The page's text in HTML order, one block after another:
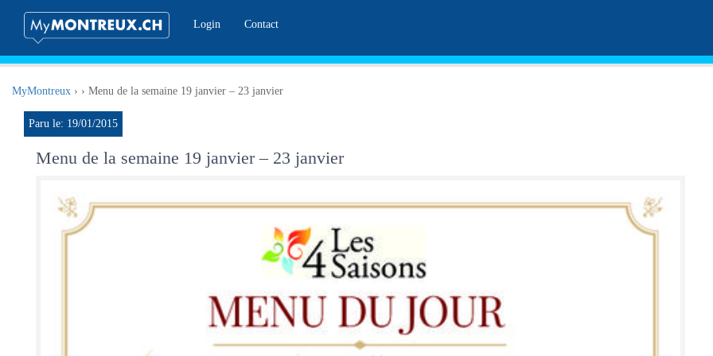
Login
Contact
MyMontreux › › Menu de la semaine 19 janvier – 23 janvier
Paru le: 19/01/2015
Menu de la semaine 19 janvier – 23 janvier